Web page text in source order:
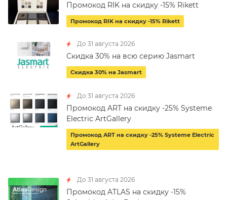
Промокод RIK на скидку -15% Rikett
Промокод RIK на скидку -15% Rikett
До 31 августа 2026
Скидка 30% на всю серию Jasmart
Скидка 30% на Jasmart
До 31 августа 2026
Промокод ART на скидку -25% Systeme
Electric ArtGallery
Промокод ART на скидку -25% Systeme Electric
ArtGallery
До 31 августа 2026
Промокод ATLAS на скидку -15%